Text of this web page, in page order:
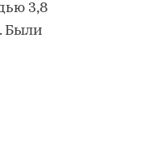
3,8
Были